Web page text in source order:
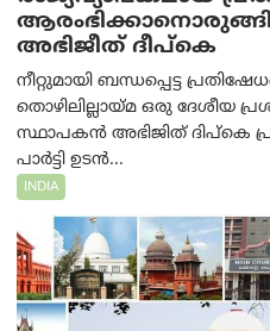
അഭിജീത് ദീപ്കെ
നീറ്റുമായി ബന്ധപ്പെട്ട
തൊഴിലില്ലായ്മ ഒരു ദേശീയ
സ്ഥാപകൻ അഭിജിത് ദിപ്കെ
പാർട്ടി ഉടൻ...
INDIA